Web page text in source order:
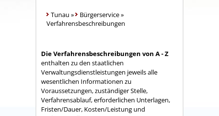
Tunau » Bürgerservice»
Verfahrensbeschreibungen
Die Verfahrensbeschreibungen von A - Z
enthalten zu den staatlichen
Verwaltungsdienstleistungen jeweils alle
wesentlichen Informationen zu
Voraussetzungen, zuständiger Stelle,
Verfahrensablauf, erforderlichen Unterlagen,
Fristen/Dauer, Kosten/Leistung und